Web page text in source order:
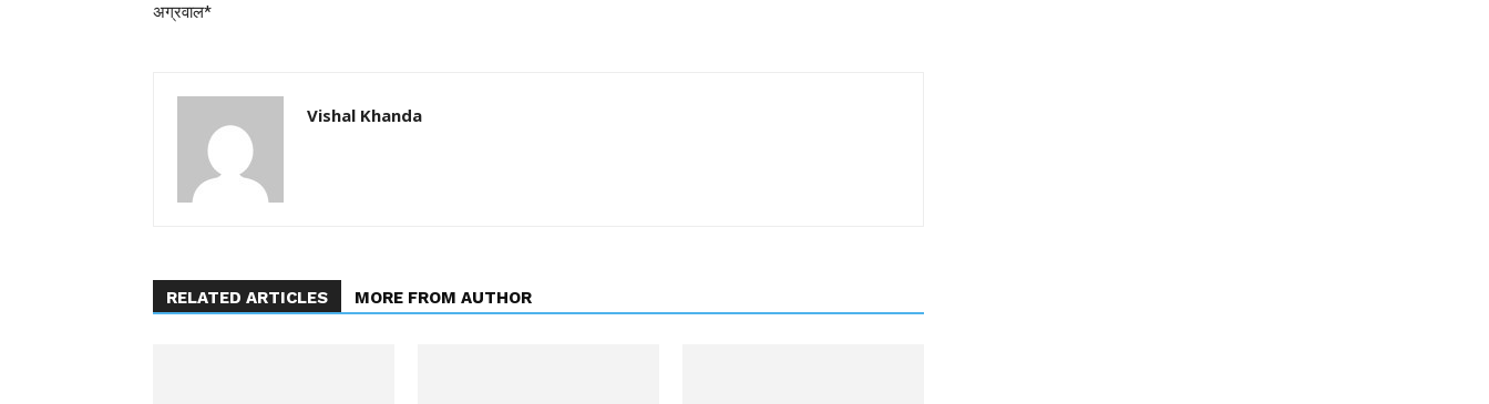
अग्रवाल*
Vishal Khanda
RELATED ARTICLES MORE FROM AUTHOR